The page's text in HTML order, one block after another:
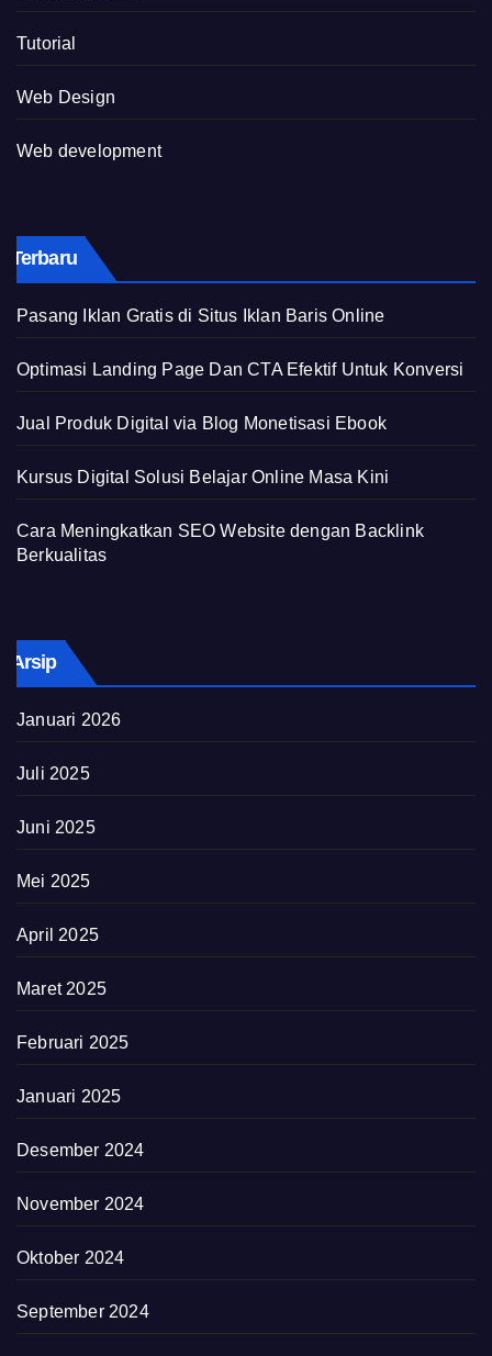
Tutorial
Web Design
Web development
Terbaru
Pasang Iklan Gratis di Situs Iklan Baris Online
Optimasi Landing Page Dan CTA Efektif Untuk Konversi
Jual Produk Digital via Blog Monetisasi Ebook
Kursus Digital Solusi Belajar Online Masa Kini
Cara Meningkatkan SEO Website dengan Backlink
Berkualitas
Arsip
Januari 2026
Juli 2025
Juni 2025
Mei 2025
April 2025
Maret 2025
Februari 2025
Januari 2025
Desember 2024
November 2024
Oktober 2024
September 2024